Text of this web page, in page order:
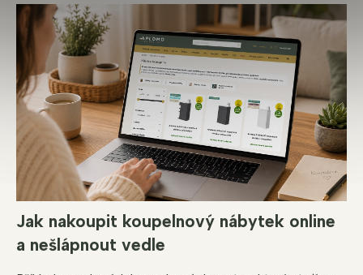
Jak nakoupit koupelnový nábytek online
a nešlápnout vedle